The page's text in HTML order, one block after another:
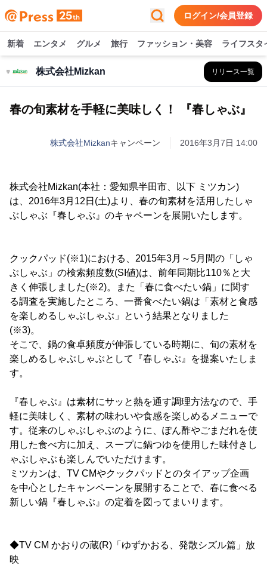
ログイン/会員登録
新着 エンタメ グルメ 旅行 ファッション・美容 ライフスタ
株式会社Mizkan リリース一覧
春の旬素材を手軽に美味しく！ 『春しゃぶ』
株式会社Mizkanキャンペーン 2016年3月7日 14:00
株式会社Mizkan(本社：愛知県半田市、以下 ミツカン)
は、2016年3月12日(土)より、春の旬素材を活用したしゃ
ぶしゃぶ『春しゃぶ』のキャペーンを展開いたします。
クックパッド(※1)における、2015年3月～5月間の「しゃ
ぶしゃぶ」の検索頻度数(SI値)は、前年同期比110％と大
きく伸張しました(※2)。また「春に食べたい鍋」に関す
る調査を実施したところ、一番食べたい鍋は「素材と食感
を楽しめるしゃぶしゃぶ」という結果となりました
(※3)。
そこで、鍋の食卓頻度が伸張している時期に、旬の素材を
楽しめるしゃぶしゃぶとして『春しゃぶ』を提案いたしま
す。
『春しゃぶ』は素材にサッと熱を通す調理方法なので、手
軽に美味しく、素材の味わいや食感を楽しめるメニューで
す。従来のしゃぶしゃぶのように、ぽん酢やごまだれを使
用した食べ方に加え、スープに鍋つゆを使用した味付きし
ゃぶしゃぶも楽しんでいただけます。
ミツカンは、TV CMやクックパッドとのタイアップ企画
を中心としたキャンペーンを展開することで、春に食べる
新しい鍋『春しゃぶ』の定着を図ってまいります。
◆TV CM かおりの蔵(R)「ゆずかおる、発散シズル篇」放
映